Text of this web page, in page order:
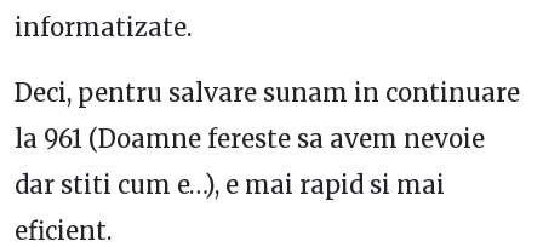
informatizate.
Deci, pentru salvare sunam in continuare
la 961 (Doamne fereste sa avem nevoie
dar stiti cum e…), e mai rapid si mai
eficient.